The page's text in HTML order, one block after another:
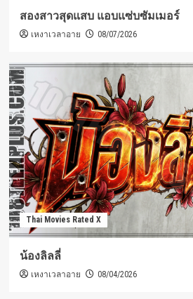
สองสาวสุดแสบ แอบแซ่บซัมเมอร์
เหงาเวลาอาย 08/07/2026
Thai Movies Rated X
น้องลิลลี่
เหงาเวลาอาย 08/04/2026